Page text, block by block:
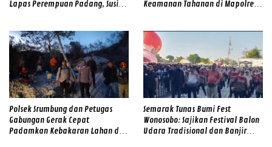
Lapas Perempuan Padang, Susi
Keamanan Tahanan di Mapolres
Polsek Srumbung dan Petugas
Gabungan Gerak Cepat
Padamkan Kebakaran Lahan di
Semarak Tunas Bumi Fest
Wonosobo: Sajikan Festival Balon
Udara Tradisional dan Banjir